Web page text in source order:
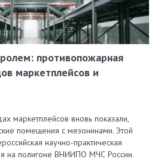
противопожарная
маркетплейсов и
маркетплейсов вновь показали,
помещения с мезонинами. Этой
научно-практическая
на полигоне ВНИИПО МЧС России.